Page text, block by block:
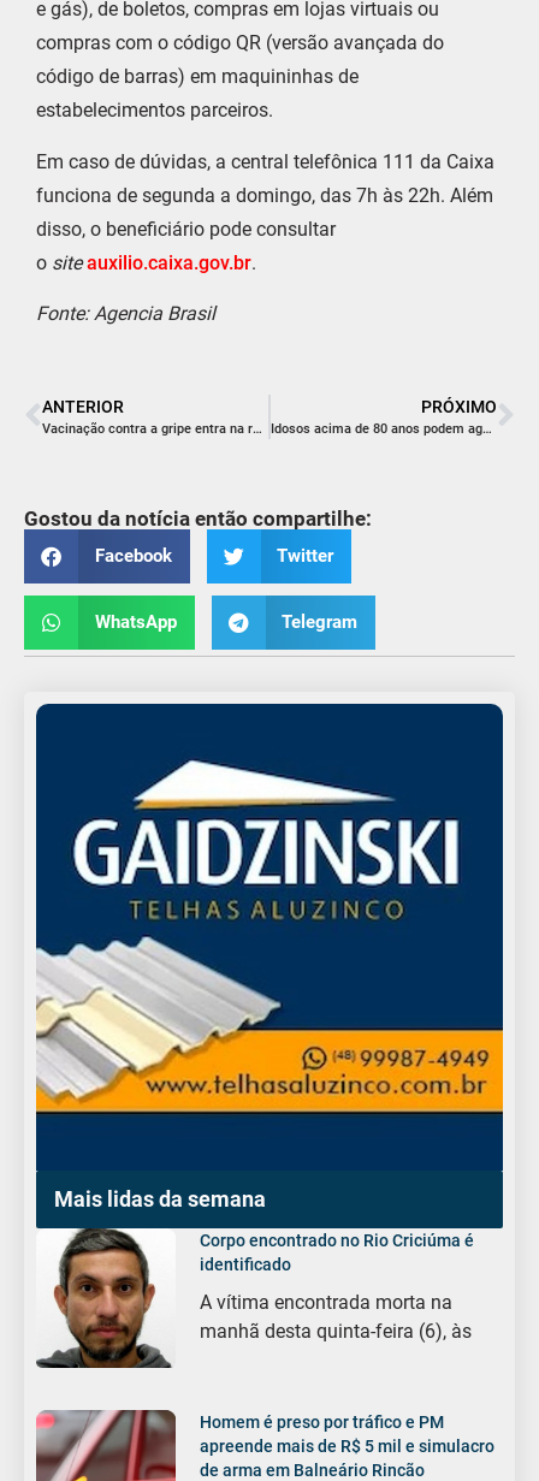
e gás), de boletos, compras em lojas virtuais ou
compras com o código QR (versão avançada do
código de barras) em maquininhas de
estabelecimentos parceiros.
Em caso de dúvidas, a central telefônica 111 da Caixa
funciona de segunda a domingo, das 7h às 22h. Além
disso, o beneficiário pode consultar
o site auxilio.caixa.gov.br.
Fonte: Agencia Brasil
ANTERIOR
Vacinação contra a gripe entra na reta final
PRÓXIMO
Idosos acima de 80 anos podem agendar prova de vida em casa
Gostou da notícia então compartilhe:
Facebook Twitter
WhatsApp Telegram
Mais lidas da semana
Corpo encontrado no Rio Criciúma é
identificado
A vítima encontrada morta na
manhã desta quinta-feira (6), às
Homem é preso por tráfico e PM
apreende mais de R$ 5 mil e simulacro
de arma em Balneário Rincão